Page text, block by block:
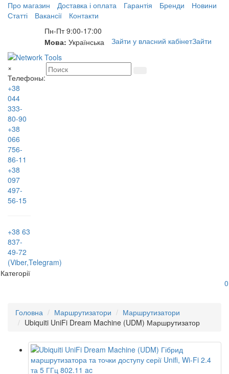
Про магазин Доставка і оплата Гарантія Бренди
Новини
Статті
Вакансії
Контакти
Пн-Пт 9:00-17:00
Мова: Українська Зайти у власний кабінетЗайти
×
Телефоны:
+38
044
333-
80-90
+38
066
756-
86-11
+38
097
497-
56-15
+38 63
837-
49-72
(Viber,Telegram)
Категорії
0
Головна Маршрутизатори
Маршрутизатори
Ubiquiti UniFi Dream Machine (UDM) Маршрутизатор